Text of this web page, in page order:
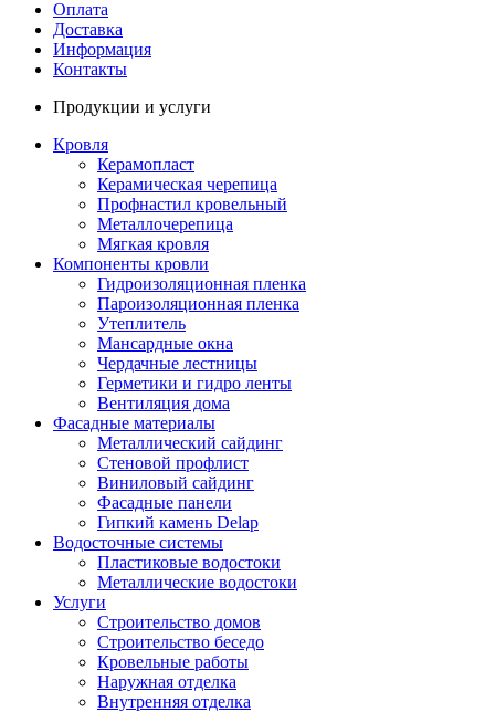
Оплата
Доставка
Информация
Контакты
Продукции и услуги
Кровля
Керамопласт
Керамическая черепица
Профнастил кровельный
Металлочерепица
Мягкая кровля
Компоненты кровли
Гидроизоляционная пленка
Пароизоляционная пленка
Утеплитель
Мансардные окна
Чердачные лестницы
Герметики и гидро ленты
Вентиляция дома
Фасадные материалы
Металлический сайдинг
Стеновой профлист
Виниловый сайдинг
Фасадные панели
Гипкий камень Delap
Водосточные системы
Пластиковые водостоки
Металлические водостоки
Услуги
Строительство домов
Строительство беседо
Кровельные работы
Наружная отделка
Внутренняя отделка